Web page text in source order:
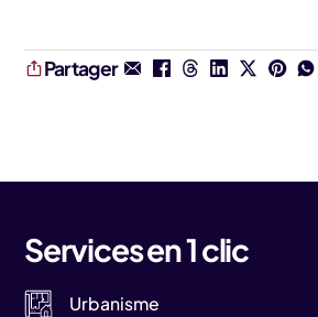
Partager
Services en 1 clic
Urbanisme